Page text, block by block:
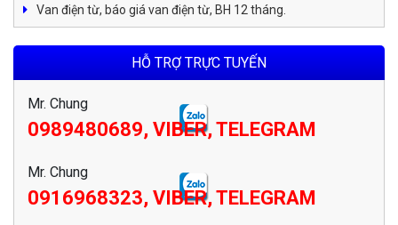
Van điện từ, báo giá van điện từ, BH 12 tháng.
HỖ TRỢ TRỰC TUYẾN
Mr. Chung
0989480689, VIBER, TELEGRAM
Mr. Chung
0916968323, VIBER, TELEGRAM